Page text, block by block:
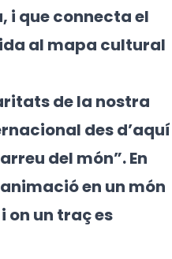
que connecta el
al mapa cultural
de la nostra
des d’aquí
del món”. En
en un món
on un traç es